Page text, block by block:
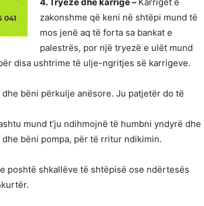
zakonshme që keni në shtëpi mund të
mos jenë aq të forta sa bankat e
palestrës, por një tryezë e ulët mund
disa ushtrime të ulje-ngritjes së karrigeve.
bëni përkulje anësore. Ju patjetër do të
mund t’ju ndihmojnë të humbni yndyrë dhe
bëni pompa, për të rritur ndikimin.
poshtë shkallëve të shtëpisë ose ndërtesës